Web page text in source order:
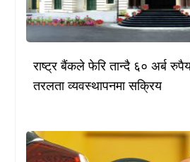
राष्ट्र बैंकले फेरि तान्दै ६० अर्ब
तरलता व्यवस्थापनमा सक्रिय